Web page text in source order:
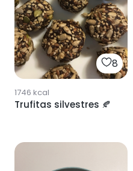
8
1746 kcal
Trufitas silvestres 🍂